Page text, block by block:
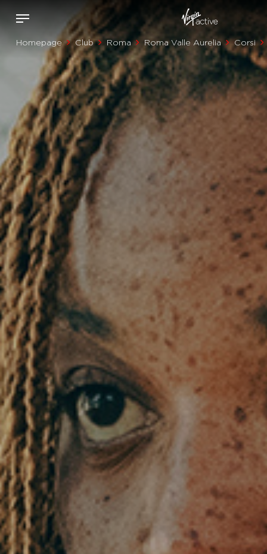
Homepage Club Roma Roma Valle Aurelia Corsi